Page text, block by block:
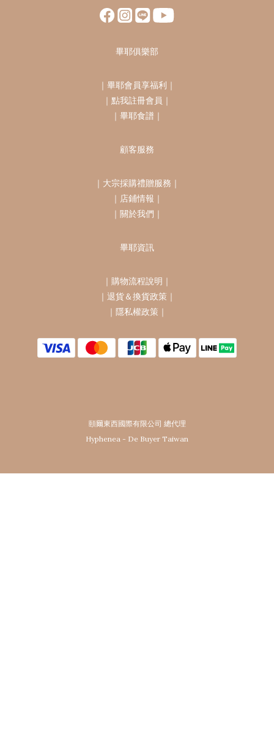
畢耶俱樂部
｜ 畢耶會員享福利 ｜
｜ 點我註冊會員 ｜
｜ 畢耶食譜 ｜
顧客服務
｜ 大宗採購禮贈服務 ｜
｜ 店鋪情報 ｜
｜ 關於我們 ｜
畢耶資訊
｜ 購物流程說明 ｜
｜ 退貨＆換貨政策 ｜
｜ 隱私權政策 ｜
頤爾東西國際有限公司 總代理
Hyphenea - De Buyer Taiwan